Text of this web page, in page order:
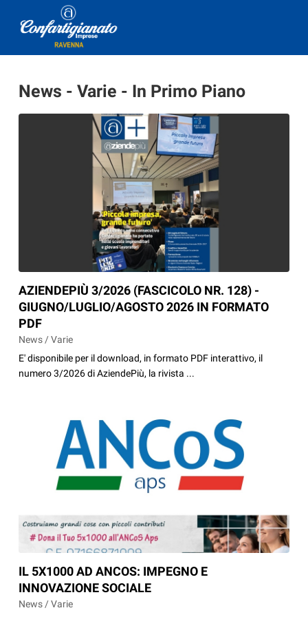
News - Varie - In Primo Piano
AZIENDEPIÙ 3/2026 (FASCICOLO NR. 128) -
GIUGNO/LUGLIO/AGOSTO 2026 IN FORMATO
PDF
News / Varie
E' disponibile per il download, in formato PDF interattivo, il
numero 3/2026 di AziendePiù, la rivista ...
IL 5X1000 AD ANCOS: IMPEGNO E
INNOVAZIONE SOCIALE
News / Varie